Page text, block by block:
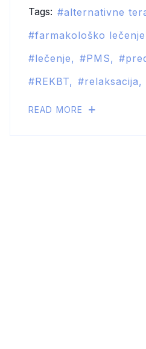
Tags: alternativne
farmakološko lečenje
lečenje
PMS
REKBT
relaksacija
READ MORE